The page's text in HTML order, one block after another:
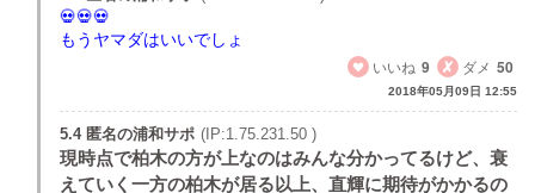
もうヤマダはいいでしょ
いいね 9 ダメ 50
2018年05月09日 12:55
5.4 匿名の浦和サポ (IP:1.75.231.50 )
現時点で柏木の方が上なのはみんな分かってるけど、衰
えていく一方の柏木が居る以上、直輝に期待がかかるの